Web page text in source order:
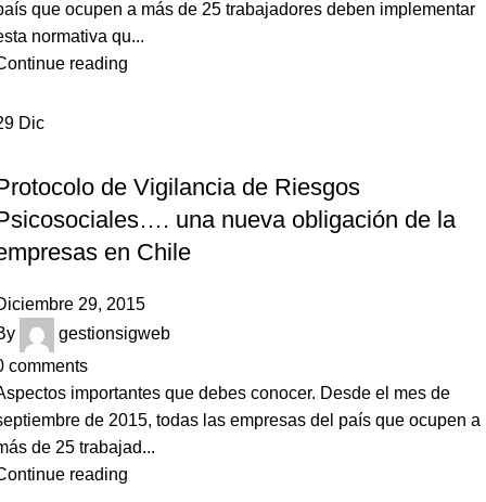
que ocupen a más de 25 trabajadores deben implementar
normativa qu...
reading
Dic
de Vigilancia de Riesgos
una nueva obligación de la
en Chile
29, 2015
gestionsigweb
comments
importantes que debes conocer. Desde el mes de
de 2015, todas las empresas del país que ocupen a
de 25 trabajad...
reading